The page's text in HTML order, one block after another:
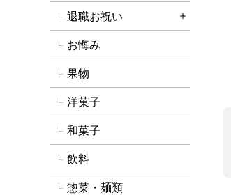
退職お祝い
詳細を開
お悔み
果物
洋菓子
和菓子
飲料
惣菜・麺類